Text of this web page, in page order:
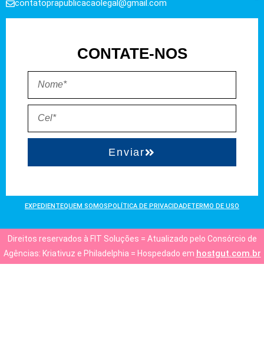
contatoprapublicacaolegal@gmail.com
CONTATE-NOS
Enviar
EXPEDIENTEQUEM SOMOSPOLÍTICA DE PRIVACIDADETERMO DE USO
Direitos reservados à FIT Soluções = Atualizado pelo Consórcio de
Agências: Kriativuz e Philadelphia = Hospedado em hostgut.com.br